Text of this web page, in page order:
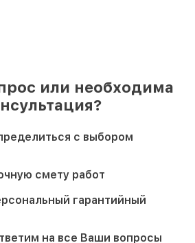
или необходима
с выбором
смету работ
гарантийный
на все Ваши вопросы